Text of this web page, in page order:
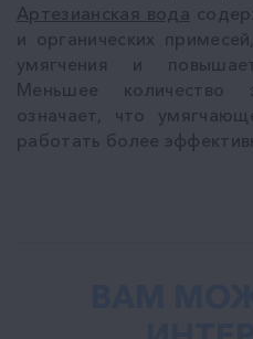
Артезианская вода
и органических
умягчения и
Меньшее количество
означает, что
работать более